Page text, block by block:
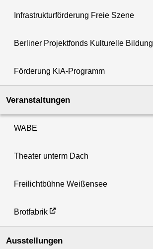
Infrastrukturförderung Freie Szene
Berliner Projektfonds Kulturelle Bildung
Förderung KiA-Programm
Veranstaltungen
WABE
Theater unterm Dach
Freilichtbühne Weißensee
Brotfabrik
Ausstellungen